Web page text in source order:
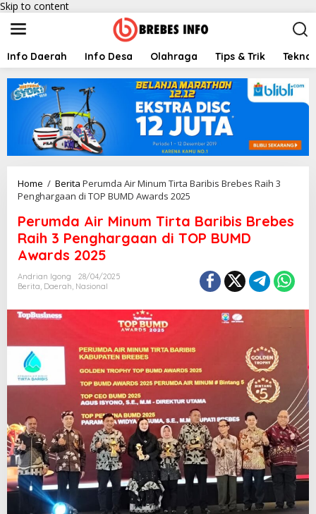
Skip to content
Info Daerah Info Desa Olahraga Tips & Trik
Home / Berita Perumda Air Minum Tirta Baribis Brebes Raih 3
Penghargaan di TOP BUMD Awards 2025
Perumda Air Minum Tirta Baribis Brebes
Raih 3 Penghargaan di TOP BUMD
Awards 2025
Andrian Igong
28/04/2025
Berita, Daerah, Nasional